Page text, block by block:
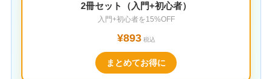
2冊セット（入門+初心者）
入門+初心者を15%OFF
¥893税込
まとめてお得に